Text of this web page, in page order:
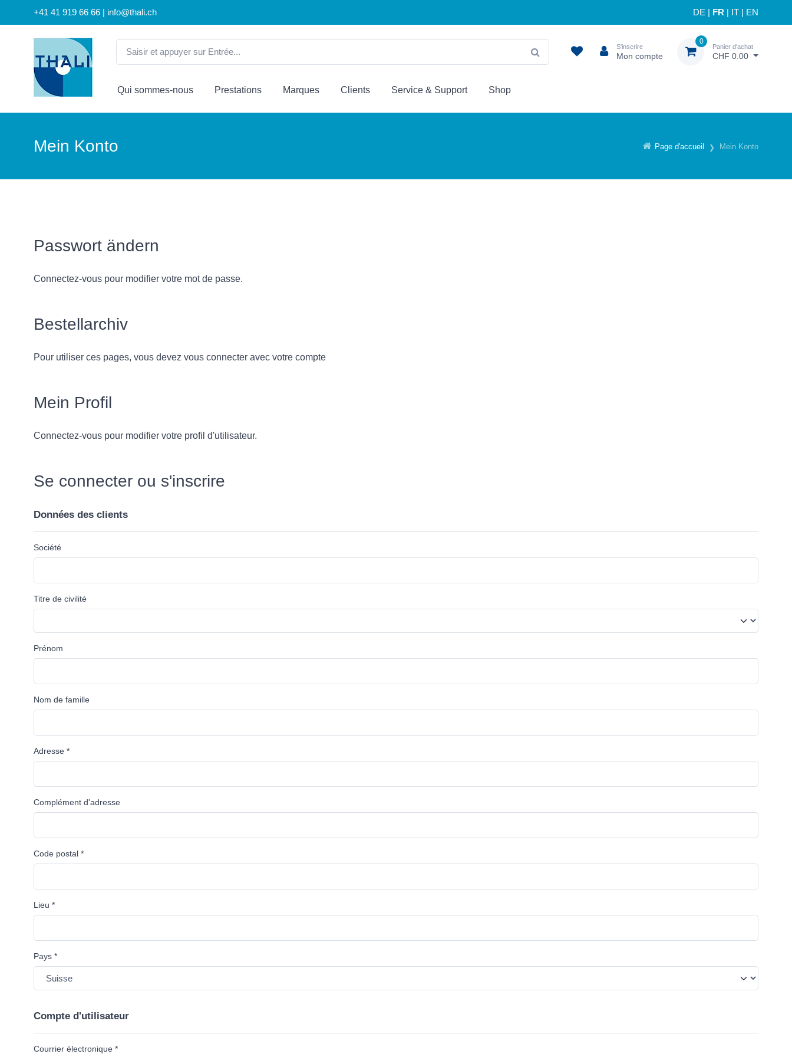
+41 41 919 66 66 | info@thali.ch DE FR IT EN
S'inscrire
Mon compte
0
Panier d'achat
CHF 0.00
Qui sommes-nous Prestations Marques Clients Service & Support Shop
Page d'accueil Mein Konto
Mein Konto
Passwort ändern
Connectez-vous pour modifier votre mot de passe.
Bestellarchiv
Pour utiliser ces pages, vous devez vous connecter avec votre compte
Mein Profil
Connectez-vous pour modifier votre profil d'utilisateur.
Se connecter ou s'inscrire
Données des clients
Société
Titre de civilité
Prénom
Nom de famille
Adresse *
Complément d'adresse
Code postal *
Lieu *
Pays *
Compte d'utilisateur
Courrier électronique *